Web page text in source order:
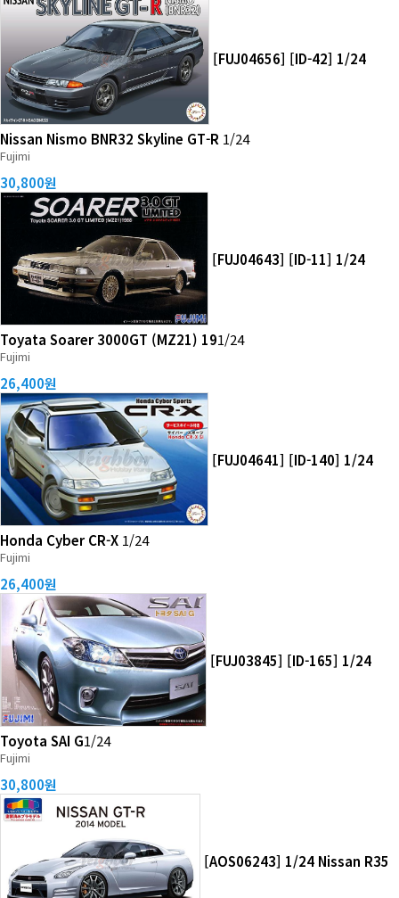
[FUJ04656] [ID-42] 1/24
Nissan Nismo BNR32 Skyline GT-R 1/24
Fujimi
30,800원
[FUJ04643] [ID-11] 1/24
Toyata Soarer 3000GT (MZ21) 191/24
Fujimi
26,400원
[FUJ04641] [ID-140] 1/24
Honda Cyber CR-X 1/24
Fujimi
26,400원
[FUJ03845] [ID-165] 1/24
Toyota SAI G1/24
Fujimi
30,800원
[AOS06243] 1/24 Nissan R35